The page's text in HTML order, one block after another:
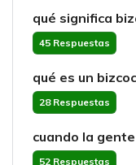
qué significa
45 Respuestas
qué es un
28 Respuestas
cuando la
52 Respuestas